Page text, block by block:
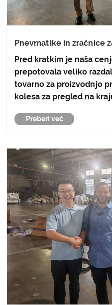
Pnevmatike in zračnice
obiskom tovarne
Pred kratkim je naša
prepotovala veliko
tovarno za proizvodnjo
kolesa za pregled na
procesa in strokovna
Preberi več